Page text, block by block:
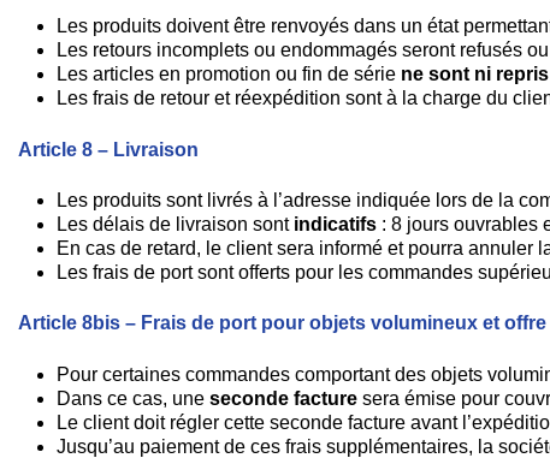
Les produits doivent être renvoyés dans un état
Les retours incomplets ou endommagés seront refusés ou
Les articles en promotion ou fin de série ne sont ni
Les frais de retour et réexpédition sont à la charge du
Article 8 – Livraison
Les produits sont livrés à l’adresse indiquée lors de la
Les délais de livraison sont indicatifs : 8 jours ouvrables
En cas de retard, le client sera informé et pourra annuler
Les frais de port sont offerts pour les commandes
Article 8bis – Frais de port pour objets volumineux et
Pour certaines commandes comportant des objets
Dans ce cas, une seconde facture sera émise pour
Le client doit régler cette seconde facture avant
Jusqu’au paiement de ces frais supplémentaires, la